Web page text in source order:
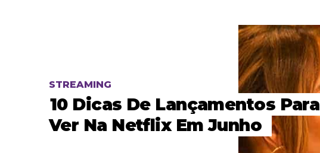
STREAMING
10 Dicas De Lançamentos Para
Ver Na Netflix Em Junho